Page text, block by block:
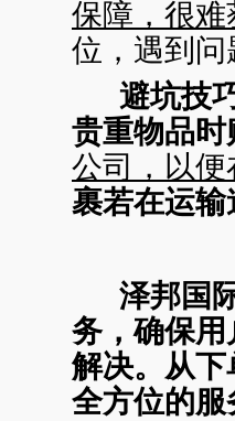
保障，很难
位，遇到问
避坑技
贵重物品
公司，以
裹若在运
泽邦国
务，确保
解决。从
全方位的服